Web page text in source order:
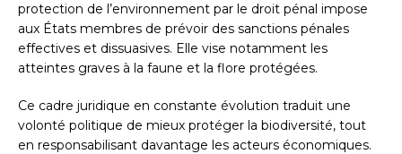
protection de l’environnement par le droit pénal impose
aux États membres de prévoir des sanctions pénales
effectives et dissuasives. Elle vise notamment les
atteintes graves à la faune et la flore protégées.
Ce cadre juridique en constante évolution traduit une
volonté politique de mieux protéger la biodiversité, tout
en responsabilisant davantage les acteurs économiques.